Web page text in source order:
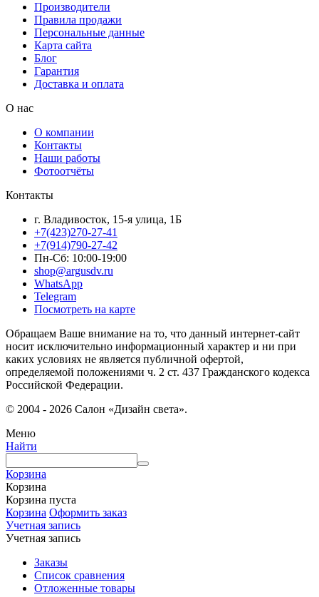
Производители
Правила продажи
Персональные данные
Карта сайта
Блог
Гарантия
Доставка и оплата
О нас
О компании
Контакты
Наши работы
Фотоотчёты
Контакты
г. Владивосток, 15-я улица, 1Б
+7(423)270-27-41
+7(914)790-27-42
Пн-Сб: 10:00-19:00
shop@argusdv.ru
WhatsApp
Telegram
Посмотреть на карте
Обращаем Ваше внимание на то, что данный интернет-сайт
носит исключительно информационный характер и ни при
каких условиях не является публичной офертой,
определяемой положениями ч. 2 ст. 437 Гражданского кодекса
Российской Федерации.
© 2004 - 2026 Салон «Дизайн света».
Меню
Найти
Корзина
Корзина
Корзина пуста
Корзина Оформить заказ
Учетная запись
Учетная запись
Заказы
Список сравнения
Отложенные товары